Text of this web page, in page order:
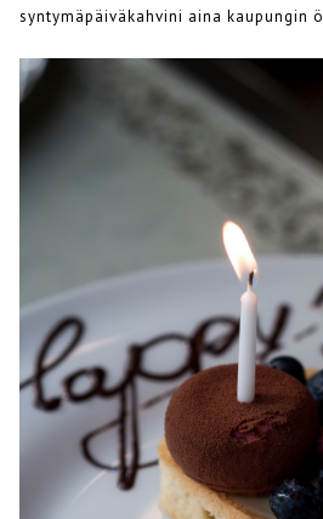
syntymäpäiväkahvini aina kaupungin